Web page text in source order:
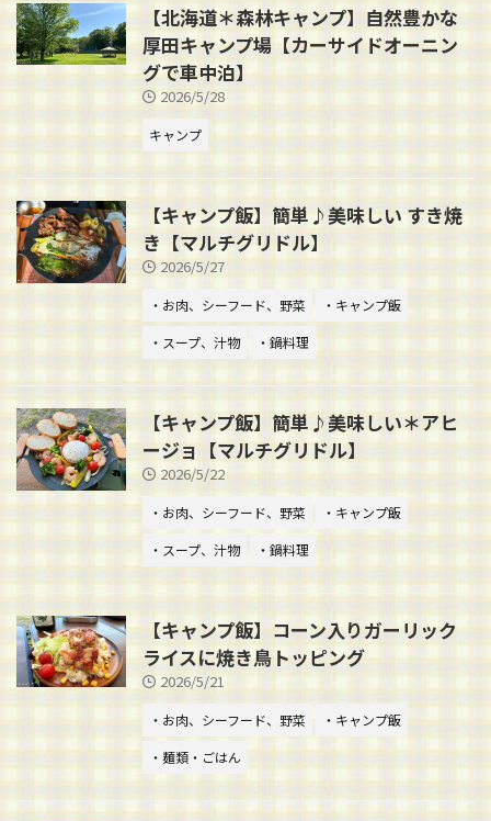
【北海道＊森林キャンプ】自然豊かな
厚田キャンプ場【カーサイドオーニン
グで車中泊】
2026/5/28
キャンプ
【キャンプ飯】簡単♪美味しい すき焼
き【マルチグリドル】
2026/5/27
・お肉、シーフード、野菜
・キャンプ飯
・スープ、汁物
・鍋料理
【キャンプ飯】簡単♪美味しい＊アヒ
ージョ【マルチグリドル】
2026/5/22
・お肉、シーフード、野菜
・キャンプ飯
・スープ、汁物
・鍋料理
【キャンプ飯】コーン入りガーリック
ライスに焼き鳥トッピング
2026/5/21
・お肉、シーフード、野菜
・キャンプ飯
・麺類・ごはん